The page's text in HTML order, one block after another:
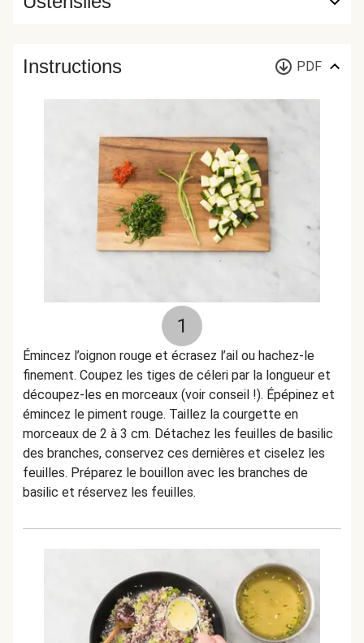
Instructions PDF
1
Émincez l’oignon rouge et écrasez l’ail ou hachez-le
finement. Coupez les tiges de céleri par la longueur et
découpez-les en morceaux (voir conseil !). Épépinez et
émincez le piment rouge. Taillez la courgette en
morceaux de 2 à 3 cm. Détachez les feuilles de basilic
des branches, conservez ces dernières et ciselez les
feuilles. Préparez le bouillon avec les branches de
basilic et réservez les feuilles.